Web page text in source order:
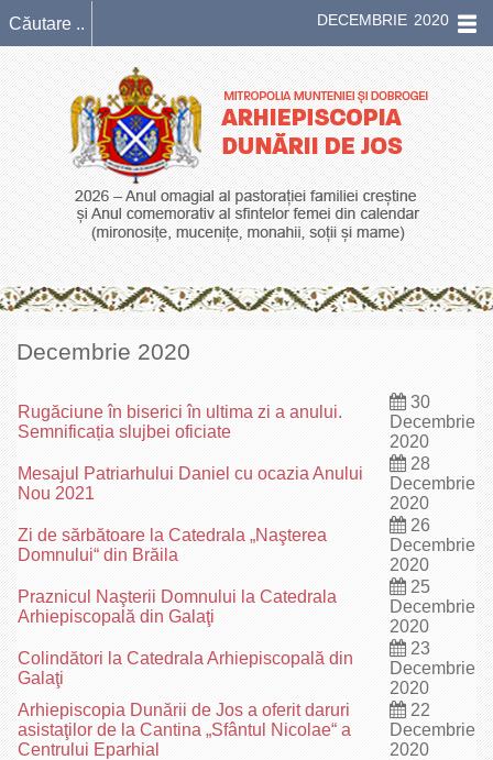
DECEMBRIE 2020
Decembrie 2020
Rugăciune în biserici în ultima zi a anului.
Semnificația slujbei oficiate
30
Decembrie
2020
Mesajul Patriarhului Daniel cu ocazia Anului
Nou 2021
28
Decembrie
2020
Zi de sărbătoare la Catedrala „Naşterea
Domnului“ din Brăila
26
Decembrie
2020
Praznicul Naşterii Domnului la Catedrala
Arhiepiscopală din Galaţi
25
Decembrie
2020
Colindători la Catedrala Arhiepiscopală din
Galaţi
23
Decembrie
2020
Arhiepiscopia Dunării de Jos a oferit daruri
asistaţilor de la Cantina „Sfântul Nicolae“ a
Centrului Eparhial
22
Decembrie
2020